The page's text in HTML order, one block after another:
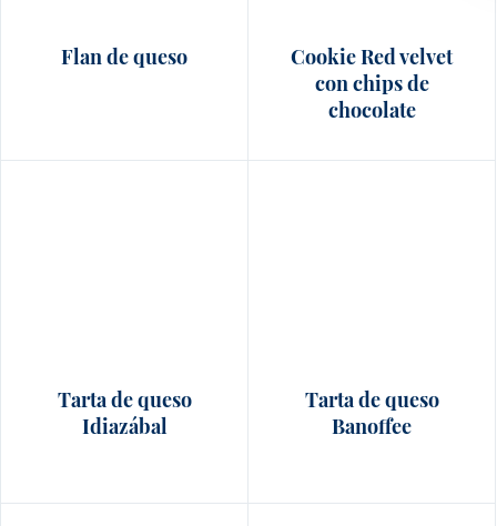
Flan de queso
Cookie Red velvet
con chips de
chocolate
Tarta de queso
Idiazábal
Tarta de queso
Banoffee